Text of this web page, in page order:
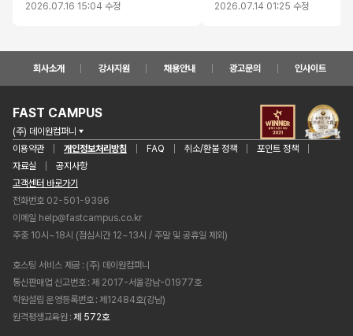
2026.07.16 15:04 수정
2026.07.14 01:25 수정
회사소개 강사지원 채용안내 광고문의 인사이트
FAST CAMPUS
(주) 데이원컴퍼니
이용약관
개인정보처리방침 FAQ 취소/환불 정책
포인트 정책
자료실
공지사항
고객센터 바로가기
전화번호 02-501-9396
이메일 help@fastcampus.co.kr
주중 10시~18시 (점심시간 12~13시 / 주말 및 공휴일 제외)
호스팅 서비스 제공 (주) 데이원컴퍼니
통신판매업 신고번호 제 2017-서울강남-01977호
학원설립 운영등록번호 제12484호(강남)
원격평생교육원 제 572호